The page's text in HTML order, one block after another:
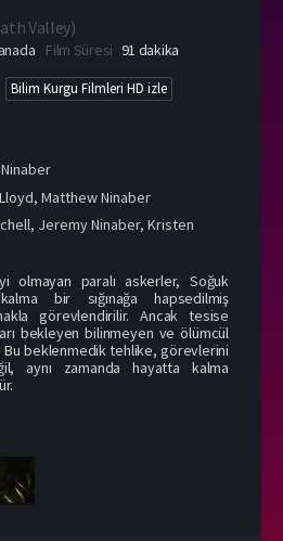
Valley)
Film Süresi 91 dakika
Bilim Kurgu Filmleri HD izle
Matthew Ninaber
, Jeremy Ninaber, Kristen
olmayan paralı askerler, Soğuk
bir sığınağa hapsedilmiş
görevlendirilir. Ancak tesise
bekleyen bilinmeyen ve ölümcül
Bu beklenmedik tehlike, görevlerini
aynı zamanda hayatta kalma